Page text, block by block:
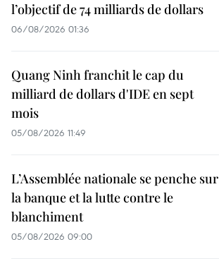
l’objectif de 74 milliards de dollars
06/08/2026 01:36
Quang Ninh franchit le cap du
milliard de dollars d'IDE en sept
mois
05/08/2026 11:49
L’Assemblée nationale se penche sur
la banque et la lutte contre le
blanchiment
05/08/2026 09:00